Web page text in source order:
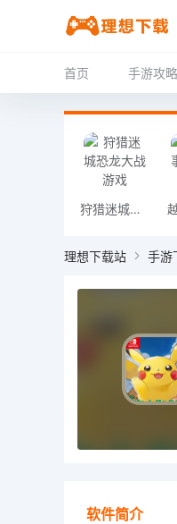
首页 手游攻略
狩猎迷城恐龙大战游戏
理想下载站 手游
软件简介